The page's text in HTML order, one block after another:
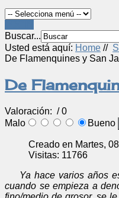
Buscar...
Usted está aquí: Home //
De Flamenquines y San
De
Valoración: / 0
Malo
Bueno
Creado en Martes,
Visitas: 11766
Ya hace varios años
cuando se empieza a